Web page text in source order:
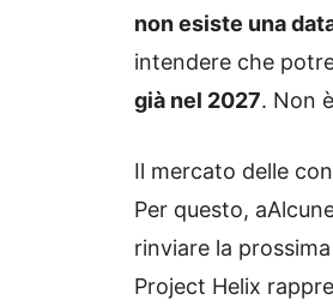
non esiste una
intendere che
già nel 2027. Non
Il mercato delle
Per questo,
rinviare la
Project Helix